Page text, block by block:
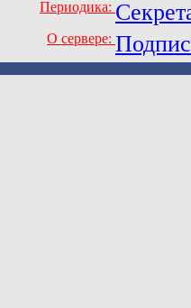
Периодика:
О сервере: